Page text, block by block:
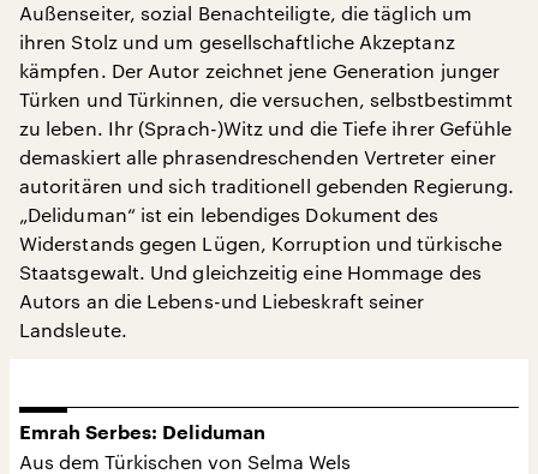
Außenseiter, sozial Benachteiligte, die täglich um
ihren Stolz und um gesellschaftliche Akzeptanz
kämpfen. Der Autor zeichnet jene Generation junger
Türken und Türkinnen, die versuchen, selbstbestimmt
zu leben. Ihr (Sprach-)Witz und die Tiefe ihrer Gefühle
demaskiert alle phrasendreschenden Vertreter einer
autoritären und sich traditionell gebenden Regierung.
„Deliduman“ ist ein lebendiges Dokument des
Widerstands gegen Lügen, Korruption und türkische
Staatsgewalt. Und gleichzeitig eine Hommage des
Autors an die Lebens-und Liebeskraft seiner
Landsleute.
Emrah Serbes: Deliduman
Aus dem Türkischen von Selma Wels